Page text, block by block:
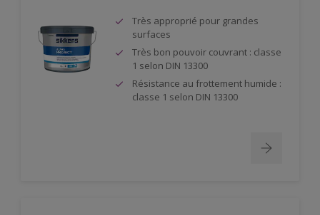
Très approprié pour grandes
surfaces
Très bon pouvoir couvrant : classe
1 selon DIN 13300
Résistance au frottement humide :
classe 1 selon DIN 13300